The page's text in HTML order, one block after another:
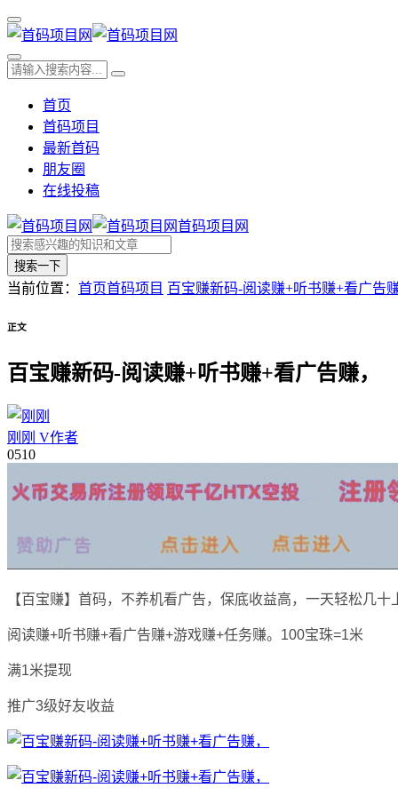
首页
首码项目
最新首码
朋友圈
在线投稿
首码项目网
搜索一下
当前位置： 首页首码项目 百宝赚新码-阅读赚+听书赚+看广告
正文
百宝赚新码-阅读赚+听书赚+看广告赚，
刚刚 V作者
0510
【百宝赚】首码，不养机看广告，保底收益高，一天轻松几十
阅读赚+听书赚+看广告赚+游戏赚+任务赚。100宝珠=1米
满1米提现
推广3级好友收益